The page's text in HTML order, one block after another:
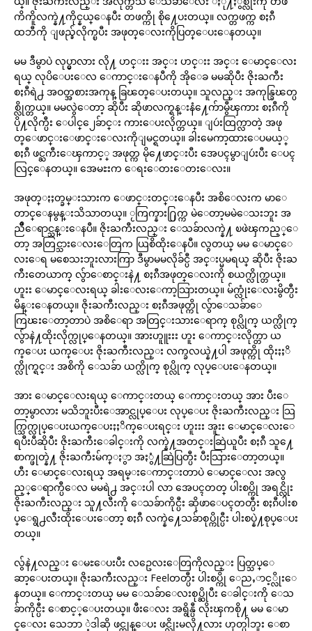
ကိကိူလက္နဲ႔ကိုင္နယ္ေနပီး တဖက္ကို စို႔ေပးတယ္။ လက္တဖက္က စႏၵီ
ထဘီကို ျဖည္ခ်လိုက္ၿပီး အဖုတ္ေလးကိုပြတ္ေပးေနတယ္။
မမ ဒီမွာပဲ လုပ္မွာလား လို႔ ဟင္းး အင္း ဟင္းး အင္း ေမာင္ေလး
ရယ္ လုပိေပးေလ ေကာင္းေနပီကို အိုေခ မမဆိုပီး ဇိုးႀကီး
စႏၵီရဲ႕ အဝတ္အစားအကုန္ ခြၽတ္ေပးတယ္။ သူလည္း အကုန္ခြၽတ္ပ
စ္လိုက္တယ္။ မမလွဲေတာ့ ဆိုပီး ဆိုဖာလက္ရန္းနံ႔ေက်ာမွီၾကား စႏၵီကို
ပို႔လိုက္ပီး ေပါင္၂ေခ်ာင္း ကားေပးလိုက္တယ္။ ျပဴးထြက္လာတဲ့ အဖု
တ္ေဖာင္းေဖာင္းေလးကိုျမင္ရတယ္။ ခါးမေကာ့ထားေပမယ့္
စႏၵီ ဖင္ႀကီးေၾကာင့္ အဖုတ္က မို႔ေဖာင္းပီး အေပၚမွာျပဴးပီး ေပၚ
လြင္ေနတယ္။ အေမႊးက ေရးေတးေတးေလး။
အဖုတ္ႏႈတ္ခမ္းသားက ေဖာင္းတင္းေနပီး အစိေလးက မာေ
တာင္ေနမွန္းသိသာတယ္။ ႂကြက္နား႐ြက္က မဲေတာ့မမဲေသးဘူး အ
ညိဳေရာင္သန္းေနပီ။ ဇိုးႀကီးလည္း ေသခ်ာလက္နဲ႔ ၿဖဲၾကည့္ေ
တာ့ အတြင္သားေလးေတြက ယြစိထိုးေနပီ။ လွတယ္ မမ ေမာင္ေ
လးေရ မစေသးဘူးလားကြာ ဒီမွာမမလိုခ်င္ပီ အင္းပ္မမရယ္ ဆိုပီး ဇိုးႀ
ကီးတေယာက္ လွ်ာေစာင္းနဲ႔ စႏၵီအဖုတ္ေလးကို စယက္လိုက္တယ္။
ဟူးး ေမာင္ေလးရယ္ ခါးေလးေကာ့သြားတယ္။ မ်က္လုံးေလးမွိတ္ပီး
မိန္းေနတယ္။ ဇိုးႀကီးလည္း စႏၵီအဖုတ္ကို လွ်ာေသခ်ာေ
ကြၽးေတာ့တာပဲ အစိေရာ အတြင္းသားေရာက္ စုပ္လိုက္ ယက္လိုက္
လွ်ာနဲ႔ထိုးလိုက္လုပ္ေနတယ္။ အားဟူူးးး ဟူး ေကာင္းလိုက္တာ ယ
က္ေပး ယက္ေပး ဇိုးႀကီးလည္း လက္ခလယ္နဲ႔ပါ အဖုတ္ကို ထိုးႏႈိ
က္လိုက္ရင္း အစိကို ေသခ်ာ ယက္လိုက္ စုပ္လိုက္ လုပ္ေပးေနတယ္။
အား ေမာင္ေလးရယ္ ေကာင္းတယ္ ေကာင္းတယ္ အား ပီးေ
တာ့မွာလား မသိဘူးပီးေအာင္လုပ္ေပး လုပ္ေပး ဇိုးႀကီးလည္း သြ
က္သြက္လုပ္ေပးယက္ေပးႏႈိက္ေပးရင္း ဟူးးး အူးး ေမာင္ေလးေ
ရပီးပီဆိုပီး ဇိုးႀကီးေခါင္းကို လက္နဲ႔အတင္းဆြဲယူပီး စႏၵီ သူ႔ေ
စာက္ဖုတ္နဲ႔ ဇိုးႀကီးမ်က္ႏွာ အႏွံ႔ဆြဲပြတ္ပီး ပီးသြားေတာ့တယ္။
ဟီး ေမာင္ေလးရယ္ အရမ္းေကာင္းတာပဲ ေမာင္ေလး အလွ
ည့္ေရာက္ပီေလ မမရဲ႕ အင္းပါ လာ အေပၚတတ္ ပါးစပ္ကို အရင္လိုး
ဇိုးႀကီးလည္း သူ႔လီးကို ေသခ်ာကိုင္ပီး ဆိုဖာေပၚတတ္ပီး စႏၵီပါးစ
ပ္ေရွ႕လီးထိုးေပးေတာ့ စႏၵီ လက္နဲ႔ေသခ်ာစုပ္ကိုင္ပီး ပါးစပ္နဲ႔စုပ္ေပး
တယ္။
လွ်နဲ႔လည္း ေမႊေပးပီး လဥေလးေတြကိုလည္း ပြတ္သပ္ေ
ဆာ့ေပးတယ္။ ဇိုးႀကီးလည္း Feelတတ္ပီး ပါးစပ္ကို ေညႇာင့္လိုးေ
နတယ္။ ေကာင္းတယ္ မမ ေသခ်ာေလးစုပ္ဆိုပီး ေခါင္းကို ေသ
ခ်ာကိုင္ပီး ေစာင့္ေပးတယ္။ ဖီးေလး အရွိန္ပီ လိုးၾကစို႔ မမ ေမာ
င္ေလး သေဘာ ဲ့ဒါဆို ဖင္ကုန္ေပး ဖင္လိုးမလို႔လား ဟုတ္ပါဘူး ေစာ